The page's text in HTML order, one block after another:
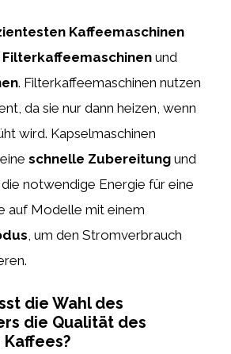
Kaffeemaschinen
Filterkaffeemaschinen und
. Filterkaffeemaschinen nutzen
da sie nur dann heizen, wenn
wird. Kapselmaschinen
schnelle Zubereitung und
notwendige Energie für eine
auf Modelle mit einem
, um den Stromverbrauch
die Wahl des
die Qualität des